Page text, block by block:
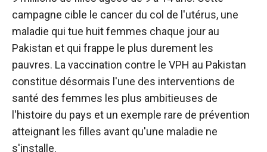
campagne cible le cancer du col de l'utérus, une
maladie qui tue huit femmes chaque jour au
Pakistan et qui frappe le plus durement les
pauvres. La vaccination contre le VPH au Pakistan
constitue désormais l'une des interventions de
santé des femmes les plus ambitieuses de
l'histoire du pays et un exemple rare de prévention
atteignant les filles avant qu'une maladie ne
s'installe.